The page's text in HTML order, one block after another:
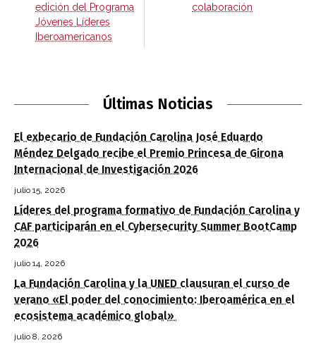
edición del Programa
Jóvenes Líderes
Iberoamericanos
colaboración
Últimas Noticias
El exbecario de Fundación Carolina José Eduardo
Méndez Delgado recibe el Premio Princesa de Girona
Internacional de Investigación 2026
julio 15, 2026
Líderes del programa formativo de Fundación Carolina y
CAF participarán en el Cybersecurity Summer BootCamp
2026
julio 14, 2026
La Fundación Carolina y la UNED clausuran el curso de
verano «El poder del conocimiento: Iberoamérica en el
ecosistema académico global»
julio 8, 2026